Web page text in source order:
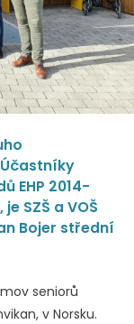
EHP 2014-
SZŠ a VOŠ
Bojer střední
seniorů
v Norsku.